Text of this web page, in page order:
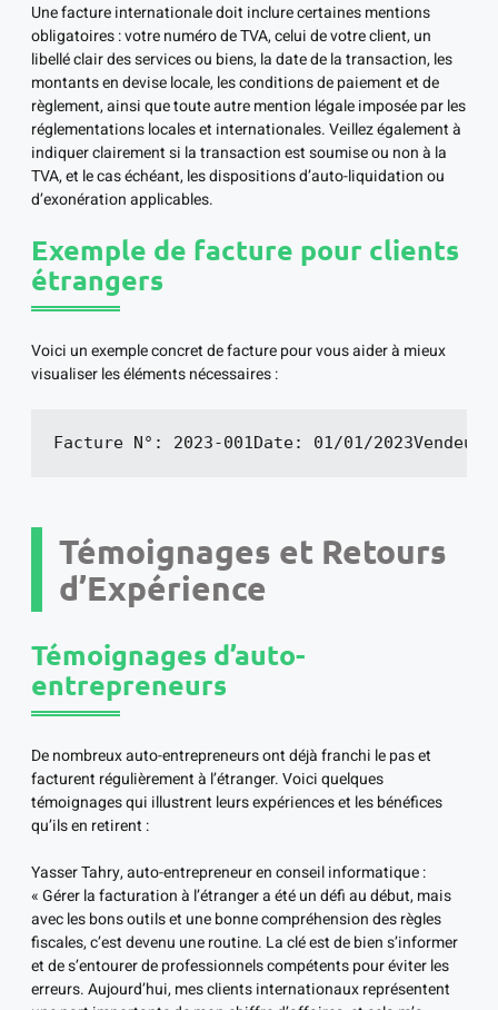
Une facture internationale doit inclure certaines mentions
obligatoires : votre numéro de TVA, celui de votre client, un
libellé clair des services ou biens, la date de la transaction, les
montants en devise locale, les conditions de paiement et de
règlement, ainsi que toute autre mention légale imposée par les
réglementations locales et internationales. Veillez également à
indiquer clairement si la transaction est soumise ou non à la
TVA, et le cas échéant, les dispositions d’auto-liquidation ou
d’exonération applicables.
Exemple de facture pour clients
étrangers
Voici un exemple concret de facture pour vous aider à mieux
visualiser les éléments nécessaires :
Facture N°: 2023-001Date: 01/01/
Témoignages et Retours
d’Expérience
Témoignages d’auto-
entrepreneurs
De nombreux auto-entrepreneurs ont déjà franchi le pas et
facturent régulièrement à l’étranger. Voici quelques
témoignages qui illustrent leurs expériences et les bénéfices
qu’ils en retirent :
Yasser Tahry, auto-entrepreneur en conseil informatique :
« Gérer la facturation à l’étranger a été un défi au début, mais
avec les bons outils et une bonne compréhension des règles
fiscales, c’est devenu une routine. La clé est de bien s’informer
et de s’entourer de professionnels compétents pour éviter les
erreurs. Aujourd’hui, mes clients internationaux représentent